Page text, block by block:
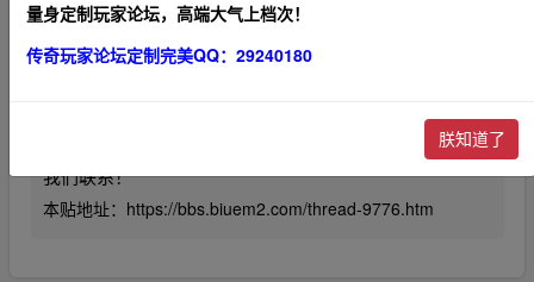
3、本站所有内容均来源于第三方网站，我们不对作品观
点、合法性以及作品内容负责。
5、未尽事宜最终解释权归本站所有！如有侵权请及时与
我们联系！
本贴地址： https://bbs.biuem2.com/thread-9776.htm
量身定制玩家论坛，高端大气上档次！
传奇玩家论坛定制完美QQ：29240180
朕知道了